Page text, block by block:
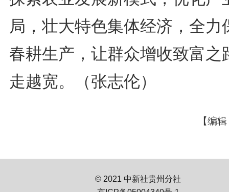
局，壮大特色集体经济，全力
春耕生产，让群众增收致富之
走越宽。（张志伦）
【编
© 2021 中新社贵州分社